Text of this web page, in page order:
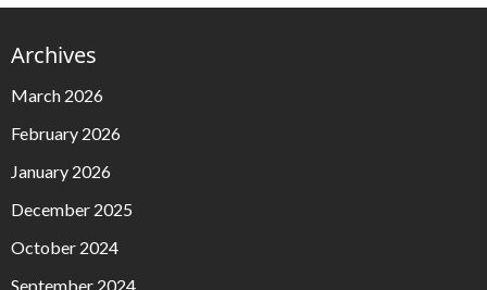
Archives
March 2026
February 2026
January 2026
December 2025
October 2024
September 2024